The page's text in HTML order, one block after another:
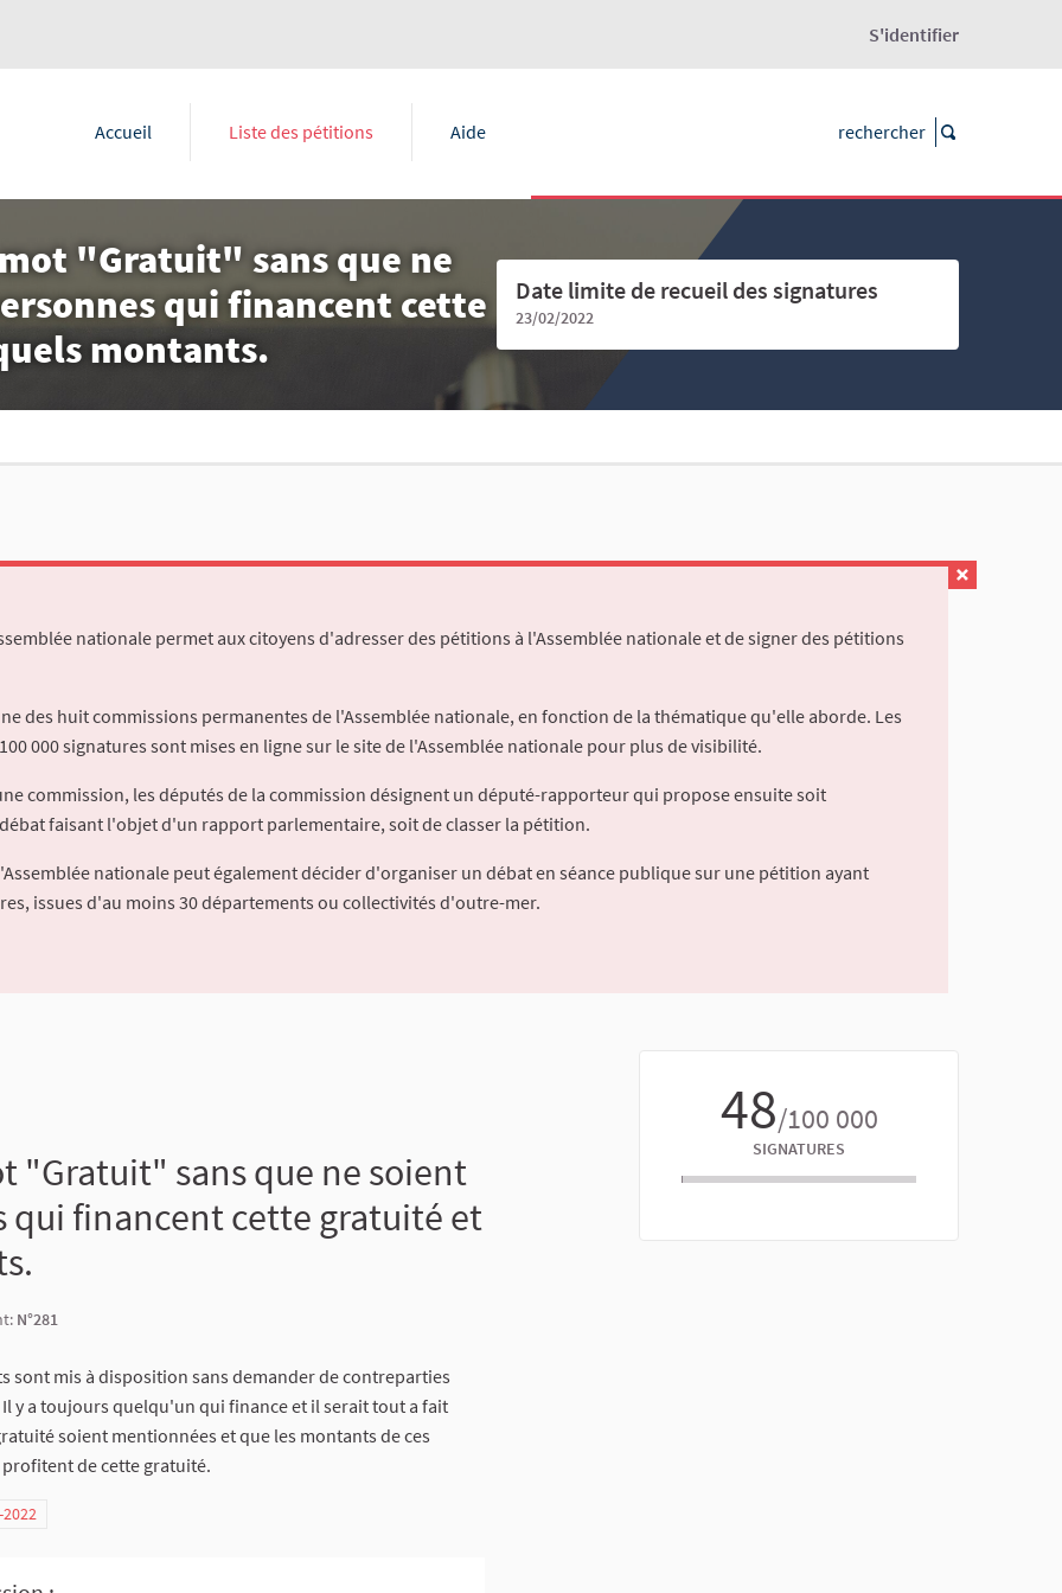
S'identifier
Accueil Liste des pétitions Aide
"Gratuit" sans que ne
qui financent cette
montants.
Date limite de recueil des signatures
23/02/2022
nationale permet aux citoyens d'adresser des pétitions à l'Assemblée nationale et de signer des pétitions
des huit commissions permanentes de l'Assemblée nationale, en fonction de la thématique qu'elle aborde. Les
000 signatures sont mises en ligne sur le site de l'Assemblée nationale pour plus de visibilité.
commission, les députés de la commission désignent un député-rapporteur qui propose ensuite soit
faisant l'objet d'un rapport parlementaire, soit de classer la pétition.
nationale peut également décider d'organiser un débat en séance publique sur une pétition ayant
issues d'au moins 30 départements ou collectivités d'outre-mer.
48/100 000
SIGNATURES
sans que ne soient
qui financent cette gratuité et
N°281
sont mis à disposition sans demander de contreparties
y a toujours quelqu'un qui finance et il serait tout a fait
soient mentionnées et que les montants de ces
de cette gratuité.